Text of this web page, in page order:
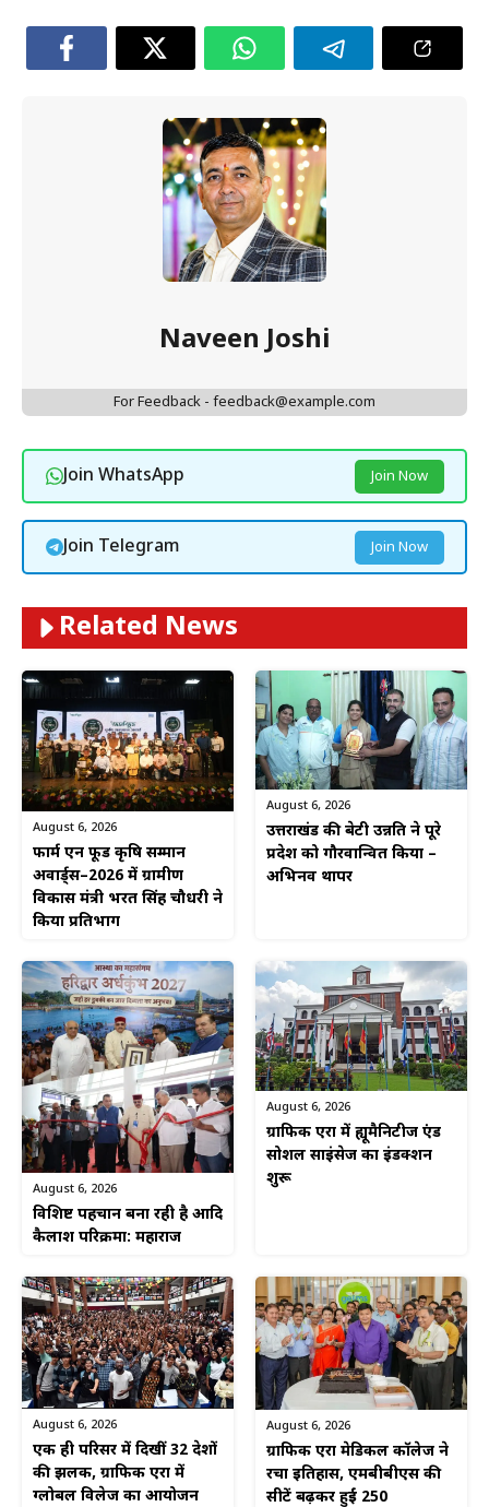
Naveen Joshi
For Feedback - feedback@example.com
Join WhatsApp Join Now
Join Telegram Join Now
Related News
August 6, 2026
फार्म एन फूड कृषि सम्मान
अवार्ड्स–2026 में ग्रामीण
विकास मंत्री भरत सिंह चौधरी ने
किया प्रतिभाग
August 6, 2026
उत्तराखंड की बेटी उन्नति ने पूरे
प्रदेश को गौरवान्वित किया –
अभिनव थापर
August 6, 2026
विशिष्ट पहचान बना रही है आदि
कैलाश परिक्रमा: महाराज
August 6, 2026
ग्राफिक एरा में ह्यूमैनिटीज एंड
सोशल साइंसेज का इंडक्शन
शुरू
August 6, 2026
एक ही परिसर में दिखीं 32 देशों
की झलक, ग्राफिक एरा में
ग्लोबल विलेज का आयोजन
August 6, 2026
ग्राफिक एरा मेडिकल कॉलेज ने
रचा इतिहास, एमबीबीएस की
सीटें बढ़कर हुईं 250